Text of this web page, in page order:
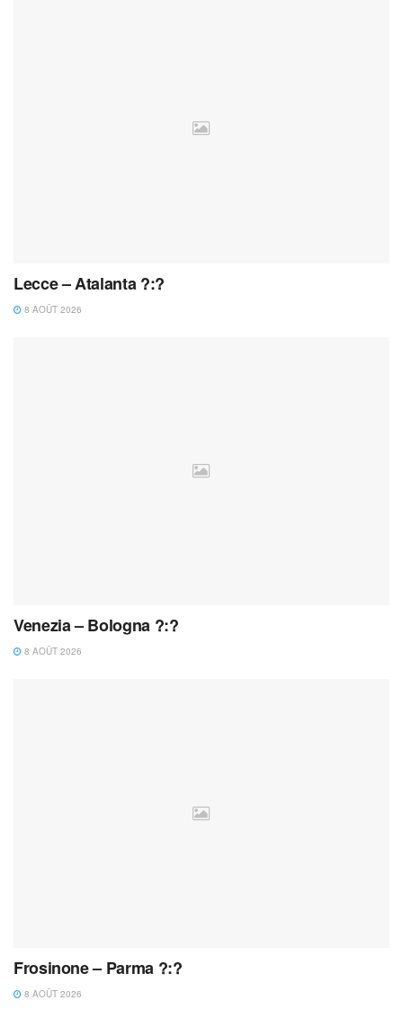
Lecce – Atalanta ?:?
8 AOÛT 2026
Venezia – Bologna ?:?
8 AOÛT 2026
Frosinone – Parma ?:?
8 AOÛT 2026